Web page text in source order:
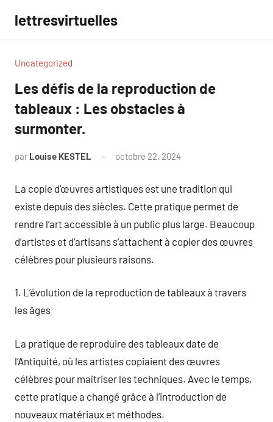
contenu
lettresvirtuelles
Uncategorized
Les défis de la reproduction de
tableaux : Les obstacles à
surmonter.
par Louise KESTEL octobre 22, 2024
La copie d’œuvres artistiques est une tradition qui
existe depuis des siècles. Cette pratique permet de
rendre l’art accessible à un public plus large. Beaucoup
d’artistes et d’artisans s’attachent à copier des œuvres
célèbres pour plusieurs raisons.
1. L’évolution de la reproduction de tableaux à travers
les âges
La pratique de reproduire des tableaux date de
l’Antiquité, où les artistes copiaient des œuvres
célèbres pour maîtriser les techniques. Avec le temps,
cette pratique a changé grâce à l’introduction de
nouveaux matériaux et méthodes.